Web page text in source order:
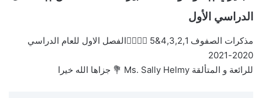
الدراسي الأول
مذكرات الصفوف 4,3,2,1&5 👆🏻👆🏻الفصل الاول للعام الدراسي
2020-2021
للرائعة و المتألقة Ms. Sally Helmy 💐 جزاها الله خيرا